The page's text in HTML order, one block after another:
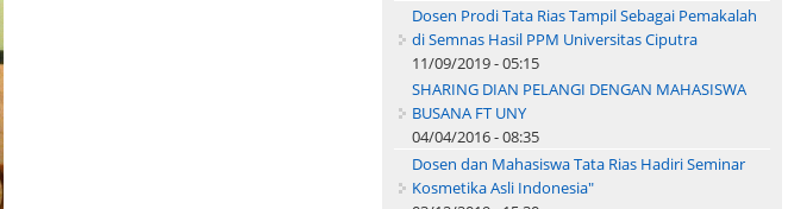
Dosen Prodi Tata Rias Tampil Sebagai Pemakalah
di Semnas Hasil PPM Universitas Ciputra
11/09/2019 - 05:15
SHARING DIAN PELANGI DENGAN MAHASISWA
BUSANA FT UNY
04/04/2016 - 08:35
Dosen dan Mahasiswa Tata Rias Hadiri Seminar
Kosmetika Asli Indonesia"